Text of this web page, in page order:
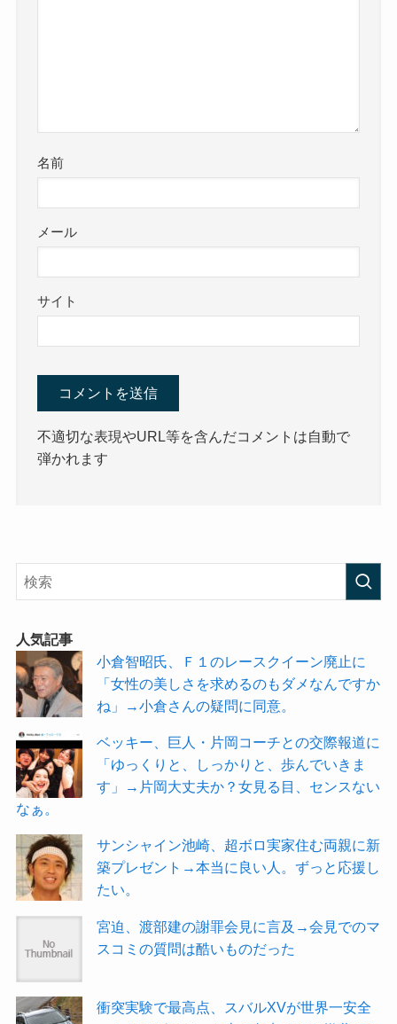
名前
メール
サイト
不適切な表現やURL等を含んだコメントは自動で
弾かれます
人気記事
小倉智昭氏、Ｆ１のレースクイーン廃止に
「女性の美しさを求めるのもダメなんですか
ね」→小倉さんの疑問に同意。
ベッキー、巨人・片岡コーチとの交際報道に
「ゆっくりと、しっかりと、歩んでいきま
す」→片岡大丈夫か？女見る目、センスない
なぁ。
サンシャイン池崎、超ボロ実家住む両親に新
築プレゼント→本当に良い人。ずっと応援し
たい。
宮迫、渡部建の謝罪会見に言及→会見でのマ
スコミの質問は酷いものだった
衝突実験で最高点、スバルXVが世界一安全